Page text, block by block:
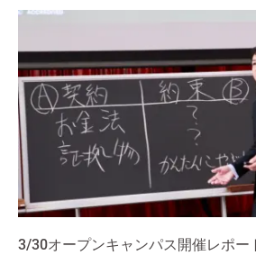
3/30オープンキャンパス開催レポー